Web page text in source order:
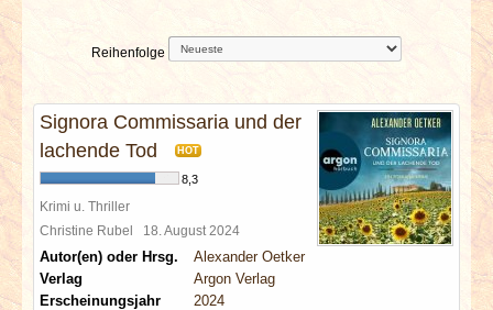
VERLOSUNGEN
SPECIALS
REDAKTION
LINKS
Reihenfolge
Signora Commissaria und der
lachende Tod
HOT
8,3
Krimi u. Thriller
Christine Rubel 18. August 2024
Autor(en) oder Hrsg.
Alexander Oetker
Verlag
Argon Verlag
Erscheinungsjahr
2024